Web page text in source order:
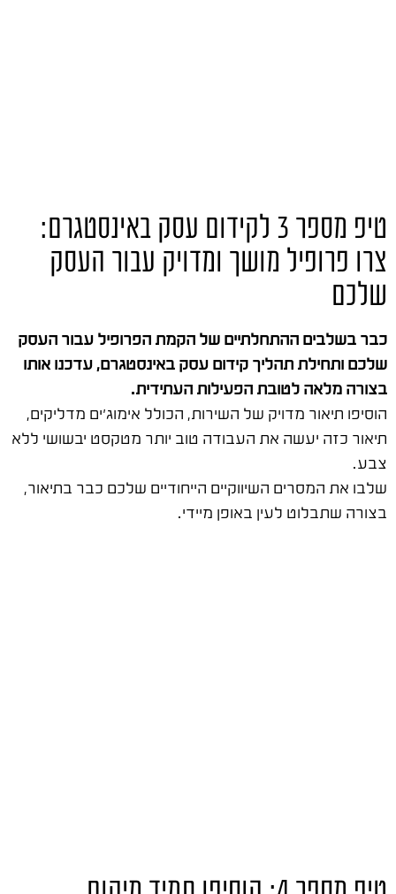
טיפ מספר 3 לקידום עסק באינסטגרם:
צרו פרופיל מושך ומדויק עבור העסק
שלכם
כבר בשלבים ההתחלתיים של הקמת הפרופיל עבור העסק
שלכם ותחילת תהליך קידום עסק באינסטגרם, עדכנו אותו
בצורה מלאה לטובת הפעילות העתידית.
הוסיפו תיאור מדויק של השירות, הכולל אימוג'ים מדליקים,
תיאור כזה יעשה את העבודה טוב יותר מטקסט יבשושי ללא
צבע.
שלבו את המסרים השיווקיים הייחודיים שלכם כבר בתיאור,
בצורה שתבלוט לעין באופן מיידי.